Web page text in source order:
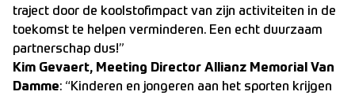
traject door de koolstofimpact van zijn activiteiten in de
toekomst te helpen verminderen. Een echt duurzaam
partnerschap dus!”
Kim Gevaert, Meeting Director Allianz Memorial Van
Damme: “Kinderen en jongeren aan het sporten krijgen